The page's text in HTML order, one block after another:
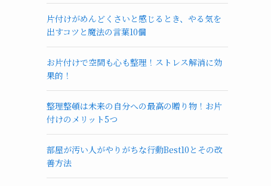
片付けがめんどくさいと感じるとき、やる気を
出すコツと魔法の言葉10個
お片付けで空間も心も整理！ストレス解消に効
果的！
整理整頓は未来の自分への最高の贈り物！お片
付けのメリット5つ
部屋が汚い人がやりがちな行動Best10とその改
善方法